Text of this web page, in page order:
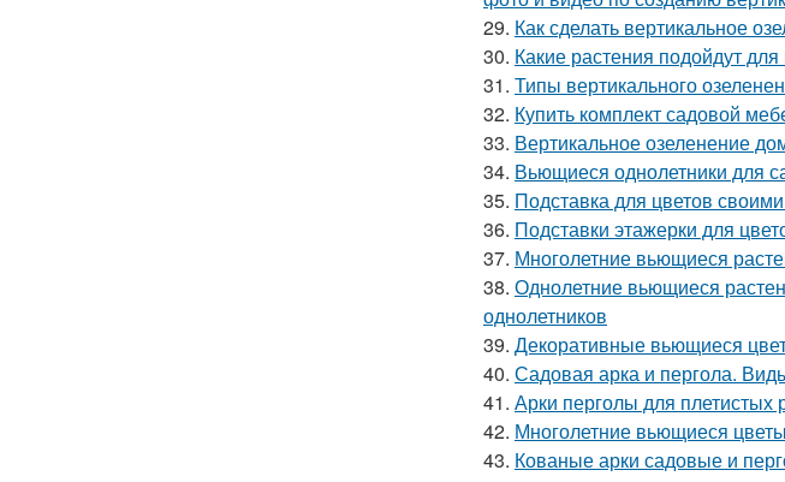
29. Как сделать вертикальное
30. Какие растения подойдут
31. Типы вертикального
32. Купить комплект садовой
33. Вертикальное озеленение
34. Вьющиеся однолетники для
35. Подставка для цветов
36. Подставки этажерки для
37. Многолетние вьющиеся
38. Однолетние вьющиеся
однолетников
39. Декоративные вьющиеся
40. Садовая арка и пергола.
41. Арки перголы для
42. Многолетние вьющиеся
43. Кованые арки садовые и